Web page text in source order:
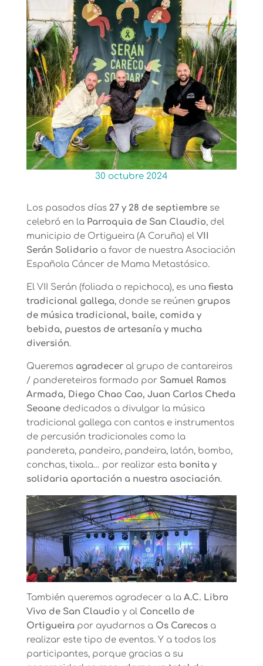
30 octubre 2024
Los pasados días27 y 28 de septiembrese
celebró en laParroquia de San Claudio, del
municipio de Ortigueira (A Coruña) el VII
Serán Solidario a favor de nuestra Asociación
Española Cáncer de Mama Metastásico.
El VII Serán (foliada o repichoca), es unafiesta
tradicional gallega, donde se reúnen grupos
de música tradicional, baile, comida y
bebida, puestos de artesanía y mucha
diversión.
Queremos agradeceral grupo de cantareiros
/ pandereteiros formado porSamuel Ramos
Armada, Diego Chao Cao, Juan Carlos Cheda
Seoanededicados a divulgar la música
tradicional gallega con cantos e instrumentos
de percusión tradicionales como la
pandereta, pandeiro, pandeira, latón, bombo,
conchas, tixola… por realizar esta bonita y
solidaria aportación a nuestra asociación.
También queremos agradecer a laA.C. Libro
Vivo de San Claudio y al Concello de
Ortigueirapor ayudarnos a Os Carecosa
realizar este tipo de eventos. Y a todos los
participantes, porque gracias a su